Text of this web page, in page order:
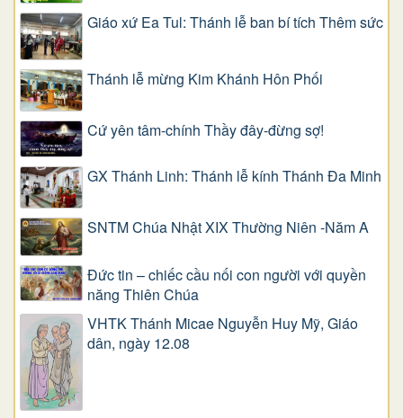
Giáo xứ Ea Tul: Thánh lễ ban bí tích Thêm sức
Thánh lễ mừng Kim Khánh Hôn Phối
Cứ yên tâm-chính Thầy đây-đừng sợ!
GX Thánh Linh: Thánh lễ kính Thánh Đa Minh
SNTM Chúa Nhật XIX Thường Niên -Năm A
Đức tin – chiếc cầu nối con người với quyền
năng Thiên Chúa
VHTK Thánh Micae Nguyễn Huy Mỹ, Giáo
dân, ngày 12.08